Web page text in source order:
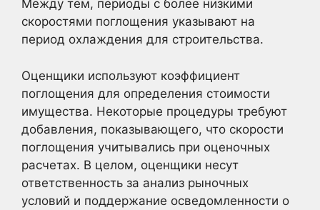
Между тем, периоды с более низкими
скоростями поглощения указывают на
период охлаждения для строительства.
Оценщики используют коэффициент
поглощения для определения стоимости
имущества. Некоторые процедуры требуют
добавления, показывающего, что скорости
поглощения учитывались при оценочных
расчетах. В целом, оценщики несут
ответственность за анализ рыночных
условий и поддержание осведомленности о